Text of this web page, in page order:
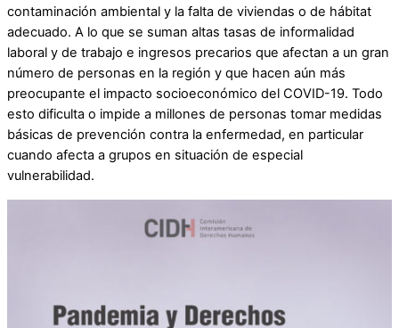
contaminación ambiental y la falta de viviendas o de hábitat
adecuado. A lo que se suman altas tasas de informalidad
laboral y de trabajo e ingresos precarios que afectan a un gran
número de personas en la región y que hacen aún más
preocupante el impacto socioeconómico del COVID-19. Todo
esto dificulta o impide a millones de personas tomar medidas
básicas de prevención contra la enfermedad, en particular
cuando afecta a grupos en situación de especial
vulnerabilidad.